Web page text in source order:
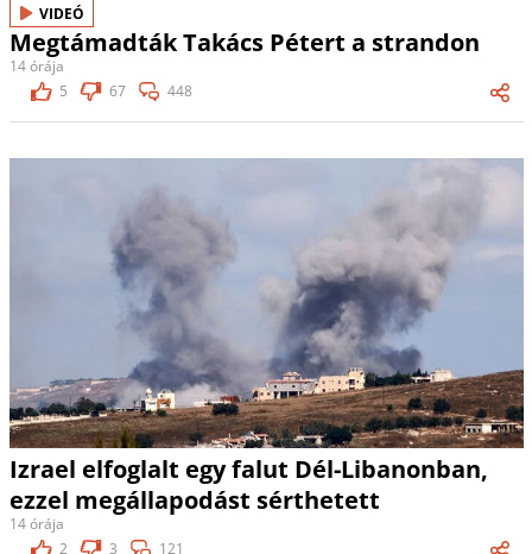
VIDEÓ
Megtámadták Takács Pétert a strandon
14 órája
5
67 448
Izrael elfoglalt egy falut Dél-Libanonban,
ezzel megállapodást sérthetett
14 órája
2
3 121